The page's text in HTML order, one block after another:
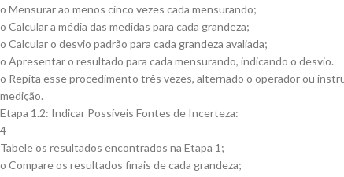
o Mensurar ao menos cinco vezes cada mensurando;
o Calcular a média das medidas para cada grandeza;
o Calcular o desvio padrão para cada grandeza avaliada;
o Apresentar o resultado para cada mensurando, indicando o desvio.
o Repita esse procedimento três vezes, alternado o operador ou
medição.
Etapa 1.2: Indicar Possíveis Fontes de Incerteza:
4
Tabele os resultados encontrados na Etapa 1;
o Compare os resultados finais de cada grandeza;